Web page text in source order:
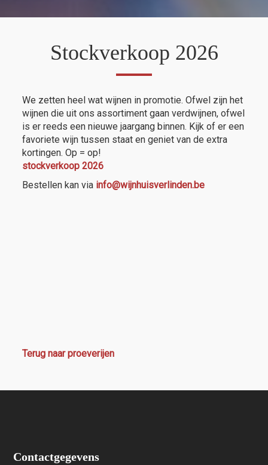
Stockverkoop 2026
We zetten heel wat wijnen in promotie. Ofwel zijn het
wijnen die uit ons assortiment gaan verdwijnen, ofwel
is er reeds een nieuwe jaargang binnen. Kijk of er een
favoriete wijn tussen staat en geniet van de extra
kortingen. Op = op!
stockverkoop 2026
Bestellen kan via info@wijnhuisverlinden.be
Terug naar proeverijen
Contactgegevens